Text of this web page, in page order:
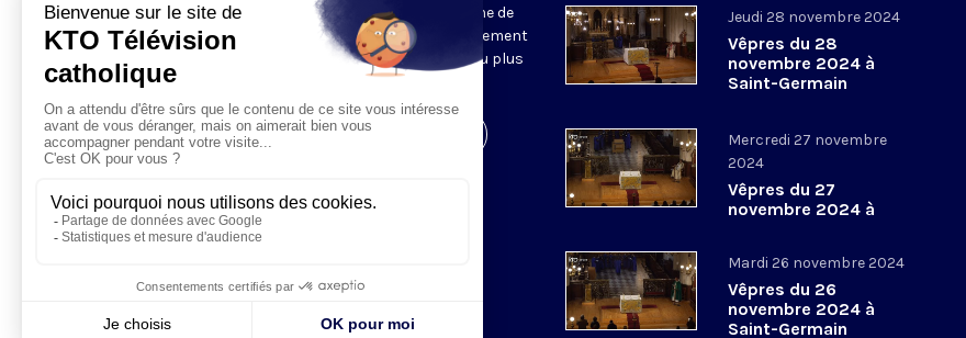
une technologie innovante : un système de
captation multicaméra en direct totalement
automatisé, qui offre une réalisation au plus
près de la célébration.
Visiter la page de l'émission
Jeudi 28 novembre 2024
Vêpres du 28
novembre 2024 à
Saint-Germain
Mercredi 27 novembre
2024
Vêpres du 27
novembre 2024 à
Mardi 26 novembre 2024
Vêpres du 26
novembre 2024 à
Saint-Germain